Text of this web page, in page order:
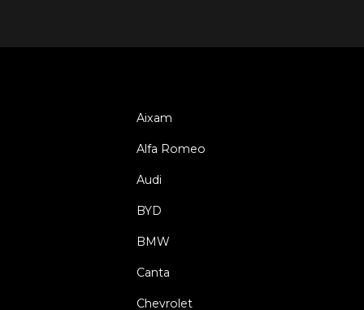
Aixam
Alfa Romeo
Audi
BYD
BMW
Canta
Chevrolet